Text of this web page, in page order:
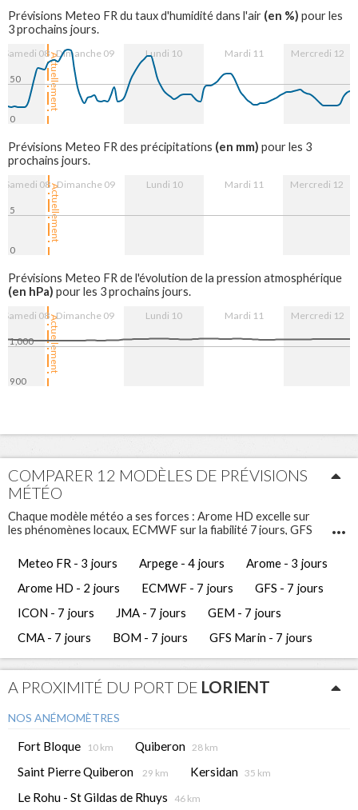
Prévisions Meteo FR du taux d'humidité dans l'air (en %) pour les
3 prochains jours.
Actuellement
Samedi 08 Dimanche 09 Lundi 10 Mardi 11 Mercredi 12
0
50
Prévisions Meteo FR des précipitations (en mm) pour les 3
prochains jours.
Actuellement
Samedi 08 Dimanche 09 Lundi 10 Mardi 11 Mercredi 12
0
5
Prévisions Meteo FR de l'évolution de la pression atmosphérique
(en hPa) pour les 3 prochains jours.
Actuellement
Samedi 08 Dimanche 09 Lundi 10 Mardi 11 Mercredi 12
900
1,000
COMPARER 12 MODÈLES DE PRÉVISIONS
MÉTÉO
Chaque modèle météo a ses forces : Arome HD excelle sur
les phénomènes locaux, ECMWF sur la fiabilité 7 jours, GFS
meilleures décisions de navigation.
Infosvent vous propose 12 modèles météo différents pour
Lorient. Ces prévisions météo gratuites vous permettent
d'avoir une vue complète et de comparer les tendances
météorologiques des jours à venir.
Meteo FR - 3 jours Arpege - 4 jours
Arome - 3 jours
Arome HD - 2 jours
ECMWF - 7 jours
GFS - 7 jours
ICON - 7 jours
JMA - 7 jours
GEM - 7 jours
CMA - 7 jours
BOM - 7 jours GFS Marin - 7 jours
A PROXIMITÉ DU PORT DE LORIENT
NOS ANÉMOMÈTRES
Fort Bloque 10 km Quiberon 28 km
Saint Pierre Quiberon 29 km Kersidan 35 km
Le Rohu - St Gildas de Rhuys 46 km